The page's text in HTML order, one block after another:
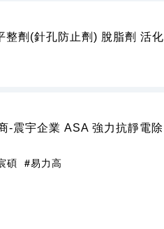
整劑(針孔防止劑) 脫脂劑 活化
-震宇企業 ASA 強力抗靜電除
碩 #易力高